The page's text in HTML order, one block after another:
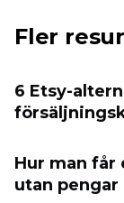
Fler
6 Etsy-
Hur man
utan pengar